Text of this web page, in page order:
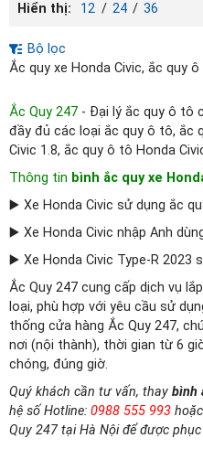
Hiển thị: 12 / 24 / 36
Bộ lọc
Ắc quy xe Honda Civic, ắc quy
Ắc Quy 247 - Đại lý ắc quy ô tô
đầy đủ các loại ắc quy ô tô, ắc
Civic 1.8, ắc quy ô tô Honda
Thông tin bình ắc quy xe
▶️ Xe Honda Civic sử dụng ắc
▶️ Xe Honda Civic nhập Anh
▶️ Xe Honda Civic Type-R 2023
Ắc Quy 247 cung cấp dịch vụ
loại, phù hợp với yêu cầu sử
thống cửa hàng Ắc Quy 247,
nơi (nội thành), thời gian từ 6
chóng, đúng giờ.
Quý khách cần tư vấn, thay bình
hệ số Hotline: 0988 555 993
Quy 247 tại Hà Nội để được